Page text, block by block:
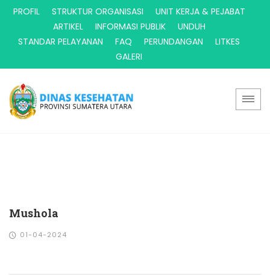
PROFIL STRUKTUR ORGANISASI
UNIT KERJA & PEJABAT
ARTIKEL
INFORMASI PUBLIK
UNDUH
STANDAR PELAYANAN
FAQ PERUNDANGAN
LITKES
GALERI
Mushola
01-04-2024